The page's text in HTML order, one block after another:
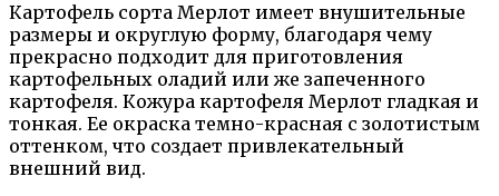
Картофель сорта Мерлот имеет внушительные
размеры и округлую форму, благодаря чему
прекрасно подходит для приготовления
картофельных оладий или же запеченного
картофеля. Кожура картофеля Мерлот гладкая и
тонкая. Ее окраска темно-красная с золотистым
оттенком, что создает привлекательный
внешний вид.